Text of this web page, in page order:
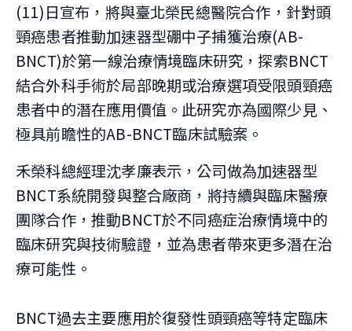
(11)日宣布，將與臺北榮民總醫院合作，針對頭
頸癌患者推動加速器型硼中子捕獲治療(AB-
BNCT)於第一線治療情境臨床研究，探索BNCT
結合外科手術於局部晚期或治療選項受限頭頸癌
患者中的潛在應用價值。此研究亦為國際少見、
極具前瞻性的AB-BNCT臨床試驗案。
禾榮科總經理沈孝廉表示，公司做為加速器型
BNCT系統開發與整合廠商，將持續與臨床醫療
團隊合作，推動BNCT於不同癌症治療情境中的
臨床研究與技術驗證，並為患者帶來更多潛在治
療可能性。
BNCT過去主要應用於復發性頭頸癌等特定臨床